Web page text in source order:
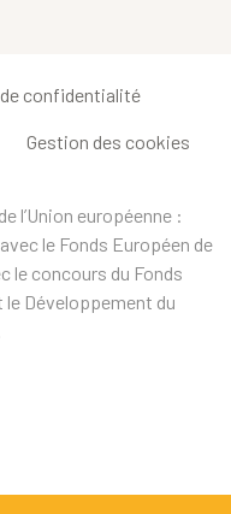
confidentialité
Gestion des cookies
l’Union européenne :
le Fonds Européen de
le concours du Fonds
le Développement du